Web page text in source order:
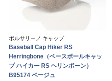
ボルサリーノ キャップ
Baseball Cap Hiker RS
Herringbone（ベースボールキャッ
プ ハイカー RS ヘリンボーン）
B95174 ベージュ